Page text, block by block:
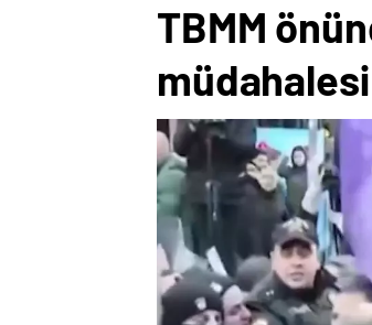
TBMM
müdahalesi